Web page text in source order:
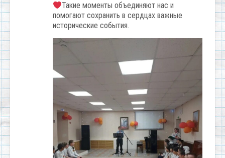
Такие моменты объединяют нас и
помогают сохранить в сердцах важные
исторические события.